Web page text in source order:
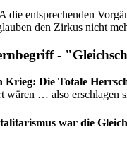
die entsprechenden
den Zirkus nicht
-
Die Totale
wären … also erschlagen
war die